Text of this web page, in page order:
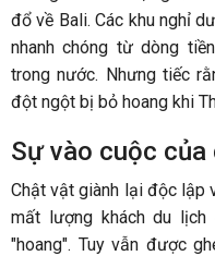
đổ về Bali. Các khu nghỉ
nhanh chóng từ dòng
trong nước. Nhưng tiếc
đột ngột bị bỏ hoang khi
Sự vào cuộc
Chật vật giành lại độc lập
mất lượng khách du
"hoang". Tuy vẫn được